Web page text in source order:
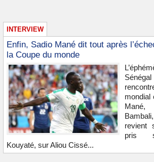
INTERVIEW
Enfin, Sadio Mané dit tout après
la Coupe du monde
mondial
revient
pris
Kouyaté, sur Aliou Cissé...